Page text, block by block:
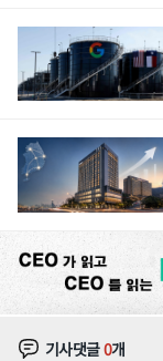
기사댓글0개